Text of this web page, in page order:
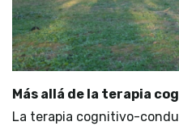
Más allá de la terapia
La terapia cognitivo-